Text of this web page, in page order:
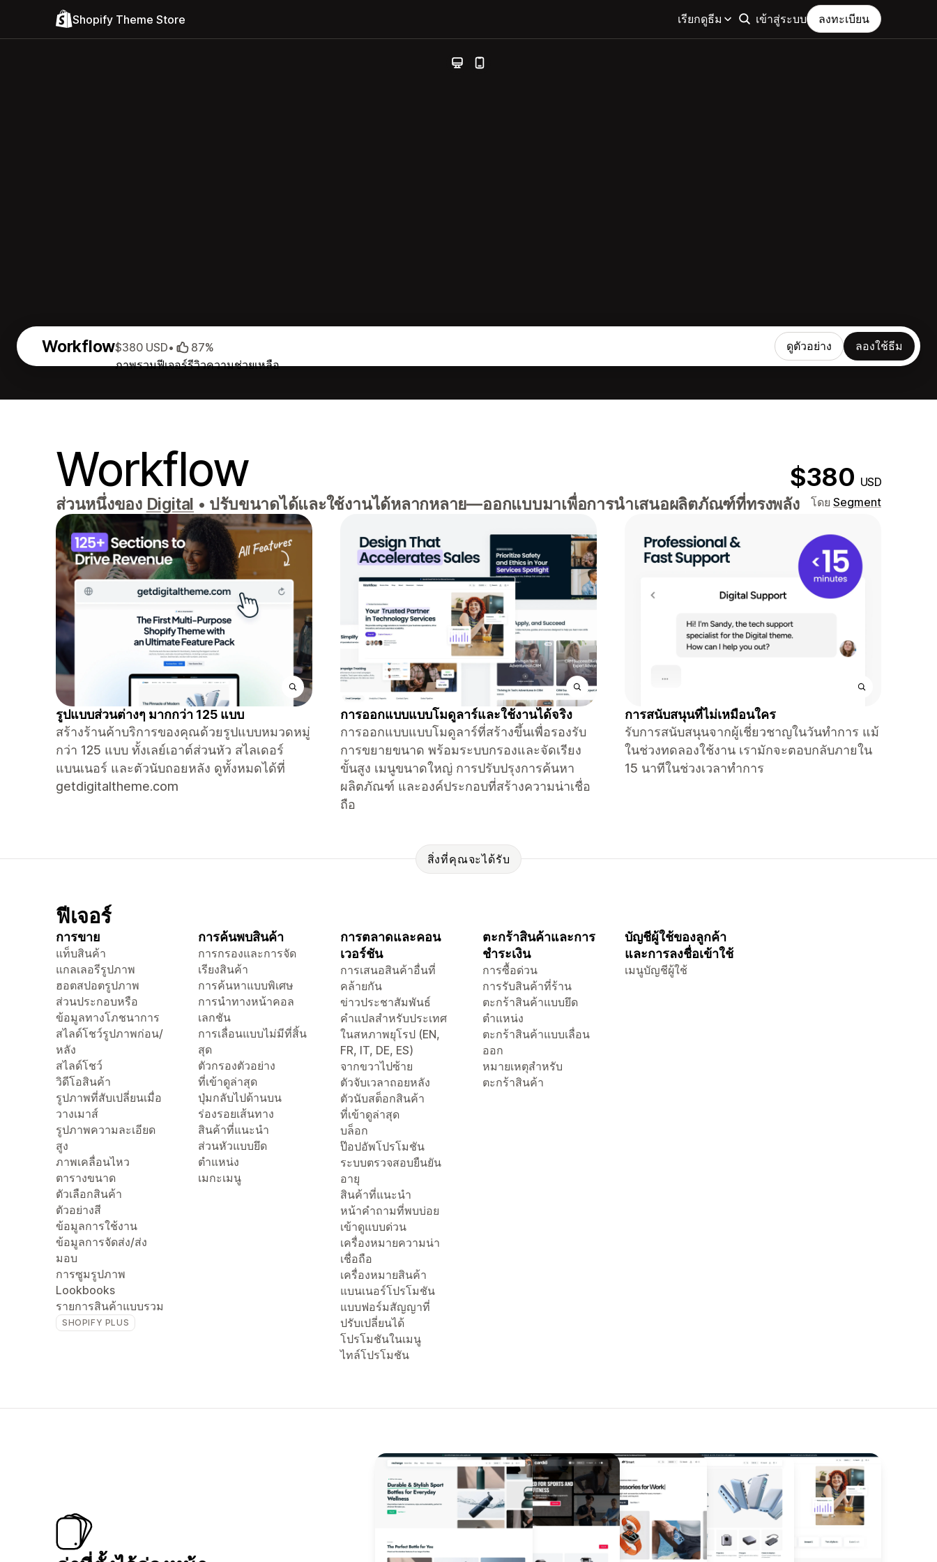
Shopify Theme Store เรียกดูธีม เข้าสู่ระบบ ลงทะเบียน
Workflow
ภาพรวมฟีเจอร์รีวิวความช่วยเหลือ
$380 USD• 87% ดูตัวอย่าง ลองใช้ธีม
Workflow $380 USD
ส่วนหนึ่งของ Digital • ปรับขนาดได้และใช้งานได้หลากหลาย—ออกแบบมาเพื่อการนำเสนอผลิตภัณฑ์ที่ทรงพลัง โดย Segment
รูปแบบส่วนต่างๆ มากกว่า 125 แบบ
สร้างร้านค้าบริการของคุณด้วยรูปแบบหมวดหมู่
กว่า 125 แบบ ทั้งเลย์เอาต์ส่วนหัว สไลเดอร์
แบนเนอร์ และตัวนับถอยหลัง ดูทั้งหมดได้ที่
getdigitaltheme.com
การออกแบบแบบโมดูลาร์และใช้งานได้จริง
การออกแบบแบบโมดูลาร์ที่สร้างขึ้นเพื่อรองรับ
การขยายขนาด พร้อมระบบกรองและจัดเรียง
ขั้นสูง เมนูขนาดใหญ่ การปรับปรุงการค้นหา
ผลิตภัณฑ์ และองค์ประกอบที่สร้างความน่าเชื่อ
ถือ
การสนับสนุนที่ไม่เหมือนใคร
รับการสนับสนุนจากผู้เชี่ยวชาญในวันทำการ แม้
ในช่วงทดลองใช้งาน เรามักจะตอบกลับภายใน
15 นาทีในช่วงเวลาทำการ
สิ่งที่คุณจะได้รับ
ฟีเจอร์
การขาย
แท็บสินค้า
แกลเลอรีรูปภาพ
ฮอตสปอตรูปภาพ
ส่วนประกอบหรือ
ข้อมูลทางโภชนาการ
สไลด์โชว์รูปภาพก่อน/
หลัง
สไลด์โชว์
วิดีโอสินค้า
รูปภาพที่สับเปลี่ยนเมื่อ
วางเมาส์
รูปภาพความละเอียด
สูง
ภาพเคลื่อนไหว
ตารางขนาด
ตัวเลือกสินค้า
ตัวอย่างสี
ข้อมูลการใช้งาน
ข้อมูลการจัดส่ง/ส่ง
มอบ
การซูมรูปภาพ
Lookbooks
รายการสินค้าแบบรวม
SHOPIFY PLUS
การค้นพบสินค้า
การกรองและการจัด
เรียงสินค้า
การค้นหาแบบพิเศษ
การนำทางหน้าคอล
เลกชัน
การเลื่อนแบบไม่มีที่สิ้น
สุด
ตัวกรองตัวอย่าง
ที่เข้าดูล่าสุด
ปุ่มกลับไปด้านบน
ร่องรอยเส้นทาง
สินค้าที่แนะนำ
ส่วนหัวแบบยึด
ตำแหน่ง
เมกะเมนู
การตลาดและคอน
เวอร์ชัน
การเสนอสินค้าอื่นที่
คล้ายกัน
ข่าวประชาสัมพันธ์
คำแปลสำหรับประเทศ
ในสหภาพยุโรป (EN,
FR, IT, DE, ES)
จากขวาไปซ้าย
ตัวจับเวลาถอยหลัง
ตัวนับสต็อกสินค้า
ที่เข้าดูล่าสุด
บล็อก
ป๊อปอัพโปรโมชัน
ระบบตรวจสอบยืนยัน
อายุ
สินค้าที่แนะนำ
หน้าคำถามที่พบบ่อย
เข้าดูแบบด่วน
เครื่องหมายความน่า
เชื่อถือ
เครื่องหมายสินค้า
แบนเนอร์โปรโมชัน
แบบฟอร์มสัญญาที่
ปรับเปลี่ยนได้
โปรโมชันในเมนู
ไทล์โปรโมชัน
ตะกร้าสินค้าและการ
ชำระเงิน
การซื้อด่วน
การรับสินค้าที่ร้าน
ตะกร้าสินค้าแบบยึด
ตำแหน่ง
ตะกร้าสินค้าแบบเลื่อน
ออก
หมายเหตุสำหรับ
ตะกร้าสินค้า
บัญชีผู้ใช้ของลูกค้า
และการลงชื่อเข้าใช้
เมนูบัญชีผู้ใช้